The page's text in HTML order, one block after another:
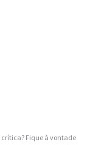
Fique à vontade